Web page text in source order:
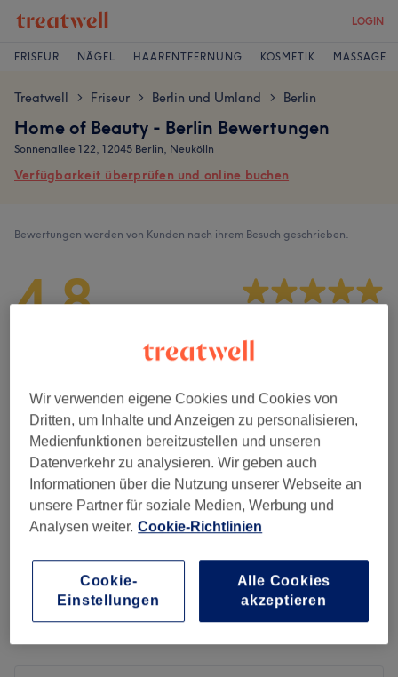
LOGIN
FRISEUR NÄGEL HAARENTFERNUNG KOSMETIK MASSAGE
Treatwell > Friseur > Berlin und Umland > Berlin
Home of Beauty - Berlin Bewertungen
Sonnenallee 122, 12045 Berlin, Neukölln
Verfügbarkeit überprüfen und online buchen
Bewertungen werden von Kunden nach ihrem Besuch geschrieben.
4,8
Sauberkeit
Service
Bewertungen filtern
Behandlung Alle Bewertungen
Bewertung Nach Sternen filtern
Wir verwenden eigene Cookies und Cookies von
Dritten, um Inhalte und Anzeigen zu personalisieren,
Medienfunktionen bereitzustellen und unseren
Datenverkehr zu analysieren. Wir geben auch
Informationen über die Nutzung unserer Webseite an
unsere Partner für soziale Medien, Werbung und
Analysen weiter. Cookie-Richtlinien
Cookie-
Einstellungen
Alle Cookies
akzeptieren